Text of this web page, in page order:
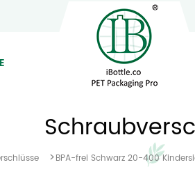
>BPA-frei Schwarz 20-400